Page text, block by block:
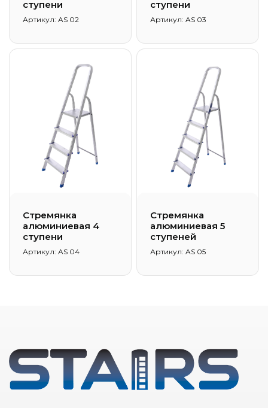
ступени
Артикул: AS 02
ступени
Артикул: AS 03
Стремянка
алюминиевая 4
ступени
Артикул: AS 04
Стремянка
алюминиевая 5
ступеней
Артикул: AS 05